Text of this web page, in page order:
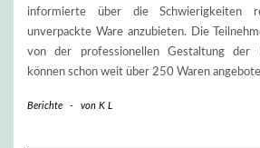
informierte über die Schwierigkeiten
unverpackte Ware anzubieten. Die
von der professionellen Gestaltung der
können schon weit über 250 Waren
Berichte - von K L